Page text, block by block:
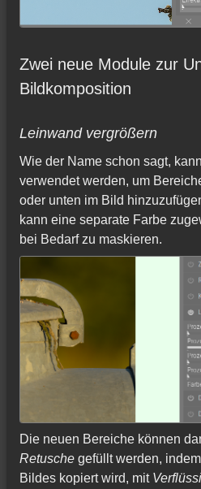
Zwei neue Module zur
Bildkomposition
Leinwand vergrößern
Wie der Name schon sagt,
verwendet werden, um
oder unten im Bild
kann eine separate Farbe
bei Bedarf zu maskieren.
Die neuen Bereiche können
Retusche gefüllt werden,
Bildes kopiert wird, mit